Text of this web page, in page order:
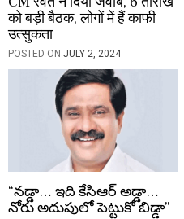
को बड़ी बैठक, लोगों में हैं काफी
उत्सुकता
POSTED ON JULY 2, 2024
“నడ్డా… ఇది కేసిఆర్ అడ్డా…
నోరు అదుపులో పెట్టుకో బిడ్డా”